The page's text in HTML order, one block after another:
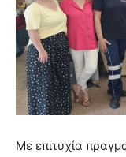
Με επιτυχία